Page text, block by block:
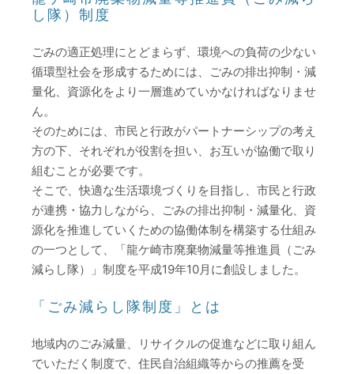
し隊）制度
ごみの適正処理にとどまらず、環境への負荷の少ない
循環型社会を形成するためには、ごみの排出抑制・減
量化、資源化をより一層進めていかなければなりませ
ん。
そのためには、市民と行政がパートナーシップの考え
方の下、それぞれが役割を担い、お互いが協働で取り
組むことが必要です。
そこで、快適な生活環境づくりを目指し、市民と行政
が連携・協力しながら、ごみの排出抑制・減量化、資
源化を推進していくための協働体制を構築する仕組み
の一つとして、「龍ケ崎市廃棄物減量等推進員（ごみ
減らし隊）」制度を平成19年10月に創設しました。
「ごみ減らし隊制度」とは
地域内のごみ減量、リサイクルの促進などに取り組ん
でいただく制度で、住民自治組織等からの推薦を受